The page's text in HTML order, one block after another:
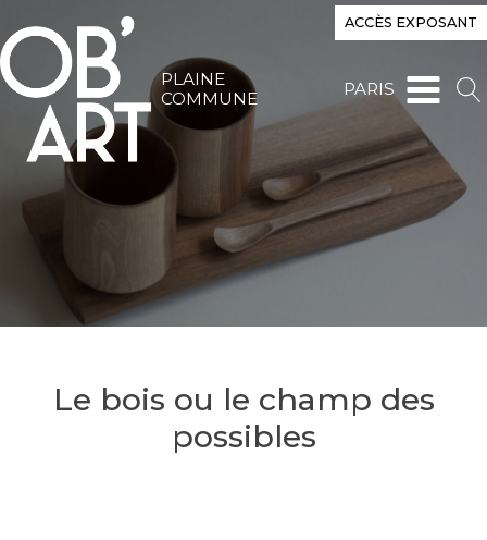
ACCÈS EXPOSANT
PLAINE
COMMUNE
PARIS
Le bois ou le champ des
possibles